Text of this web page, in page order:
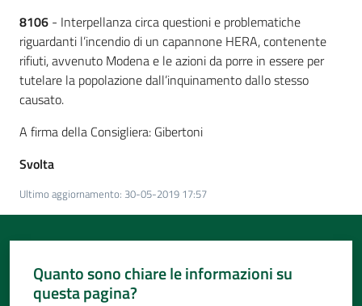
8106 - Interpellanza circa questioni e problematiche
riguardanti l’incendio di un capannone HERA, contenente
rifiuti, avvenuto Modena e le azioni da porre in essere per
tutelare la popolazione dall’inquinamento dallo stesso
causato.
A firma della Consigliera: Gibertoni
Svolta
Ultimo aggiornamento: 30-05-2019 17:57
Quanto sono chiare le informazioni su
questa pagina?